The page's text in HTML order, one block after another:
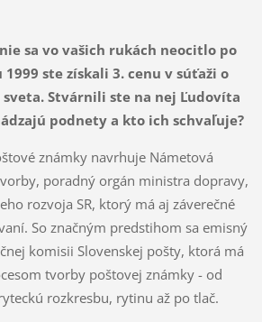
sa vo vašich rukách neocitlo po
ste získali 3. cenu v súťaži o
Stvárnili ste na nej Ľudovíta
podnety a kto ich schvaľuje?
známky navrhuje Námetová
poradný orgán ministra dopravy,
rozvoja SR, ktorý má aj záverečné
So značným predstihom sa emisný
komisii Slovenskej pošty, ktorá má
tvorby poštovej známky - od
rozkresbu, rytinu až po tlač.